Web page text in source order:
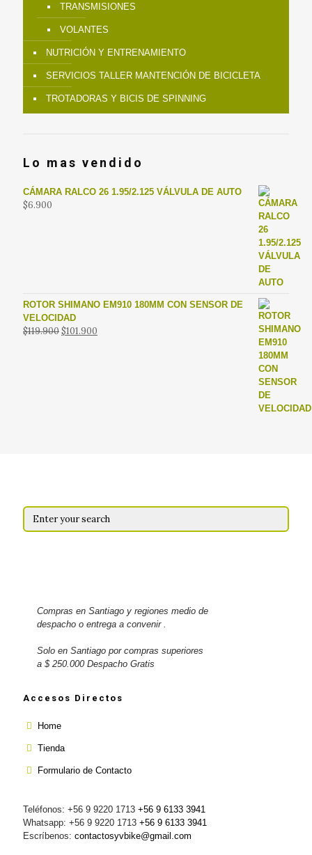
TRANSMISIONES
VOLANTES
NUTRICIÓN Y ENTRENAMIENTO
SERVICIOS TALLER MANTENCIÓN DE BICICLETA
TROTADORAS Y BICIS DE SPINNING
Lo mas vendido
CÁMARA RALCO 26 1.95/2.125 VÁLVULA DE AUTO
$6.900
ROTOR SHIMANO EM910 180MM CON SENSOR DE
VELOCIDAD
$119.900El
$101.900
Compras en Santiago y regiones medio de
despacho o entrega a convenir .
Solo en Santiago por compras superiores
a $ 250.000 Despacho Gratis
Accesos Directos
Home
Tienda
Formulario de Contacto
Teléfonos: +56 9 9220 1713 +56 9 6133 3941
Whatsapp: +56 9 9220 1713 +56 9 6133 3941
Escríbenos: contactosyvbike@gmail.com